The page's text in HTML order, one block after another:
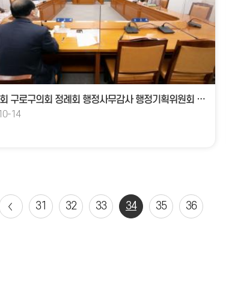
제312회 구로구의회 정례회 행정사무감사 행정기획위원회 소관 공개질문 답변
14
31 32 33 34 35 36